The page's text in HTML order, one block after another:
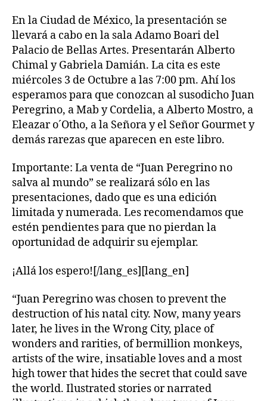
En la Ciudad de México, la presentación se
llevará a cabo en la sala Adamo Boari del
Palacio de Bellas Artes. Presentarán Alberto
Chimal y Gabriela Damián. La cita es este
miércoles 3 de Octubre a las 7:00 pm. Ahí los
esperamos para que conozcan al susodicho Juan
Peregrino, a Mab y Cordelia, a Alberto Mostro, a
Eleazar o´Otho, a la Señora y el Señor Gourmet y
demás rarezas que aparecen en este libro.
Importante: La venta de “Juan Peregrino no
salva al mundo” se realizará sólo en las
presentaciones, dado que es una edición
limitada y numerada. Les recomendamos que
estén pendientes para que no pierdan la
oportunidad de adquirir su ejemplar.
¡Allá los espero![/lang_es][lang_en]
“Juan Peregrino was chosen to prevent the
destruction of his natal city. Now, many years
later, he lives in the Wrong City, place of
wonders and rarities, of bermillion monkeys,
artists of the wire, insatiable loves and a most
high tower that hides the secret that could save
the world. Ilustrated stories or narrated